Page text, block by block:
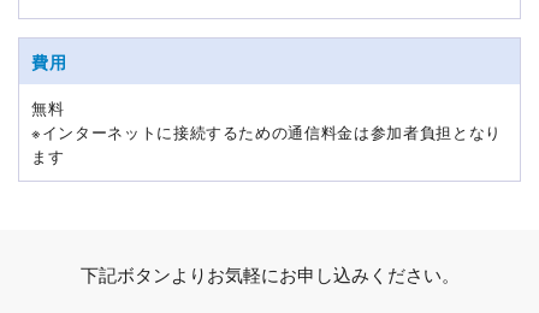
費用
無料
※インターネットに接続するための通信料金は参加者負担となり
ます
下記ボタンよりお気軽にお申し込みください。